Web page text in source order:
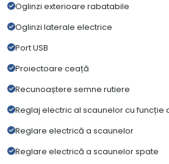
Oglinzi exterioare rabatabile
Oglinzi laterale electrice
Port USB
Proiectoare ceață
Recunoaștere semne rutiere
Reglaj electric al scaunelor cu funcție
Reglare electrică a scaunelor
Reglare electrică a scaunelor spate